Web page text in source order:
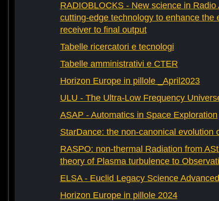
RADIOBLOCKS - New science in
cutting-edge technology to enhance the
receiver to final output
Tabelle ricercatori e tecnologi
Tabelle amministrativi e CTER
Horizon Europe in pillole _April2023
ULU - The Ultra-Low Frequency
ASAP - Automatics in Space Exploration
StarDance: the non-canonical evolution
RASPO: non-thermal Radiation from
theory of Plasma turbulence to
ELSA - Euclid Legacy Science
Horizon Europe in pillole 2024